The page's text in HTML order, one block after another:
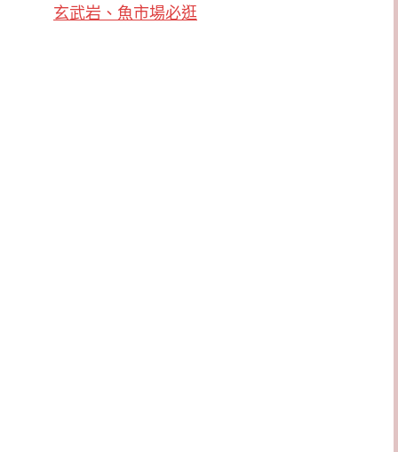
玄武岩、魚市場必逛